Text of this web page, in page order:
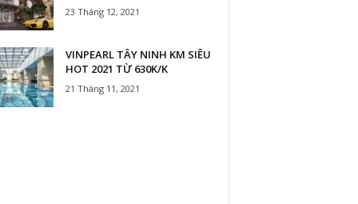
23 Tháng 12, 2021
VINPEARL TÂY NINH KM SIÊU
HOT 2021 TỪ 630K/K
21 Tháng 11, 2021